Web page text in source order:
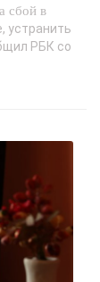
сбой в
устранить
РБК со